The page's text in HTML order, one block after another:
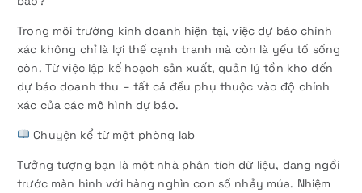
Trong môi trường kinh doanh hiện tại, việc dự báo chính
xác không chỉ là lợi thế cạnh tranh mà còn là yếu tố sống
còn. Từ việc lập kế hoạch sản xuất, quản lý tồn kho đến
dự báo doanh thu – tất cả đều phụ thuộc vào độ chính
xác của các mô hình dự báo.
Chuyện kể từ một phòng lab
Tưởng tượng bạn là một nhà phân tích dữ liệu, đang ngồi
trước màn hình với hàng nghìn con số nhảy múa. Nhiệm